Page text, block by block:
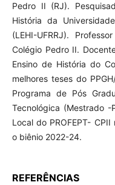
Pedro II (RJ).
História da
(LEHI-UFRRJ).
Colégio Pedro II.
Ensino de História do
melhores teses do
Programa de Pós
Tecnológica (Mestrado -
Local do PROFEPT-
o biênio 2022-24.
REFERÊNCIAS